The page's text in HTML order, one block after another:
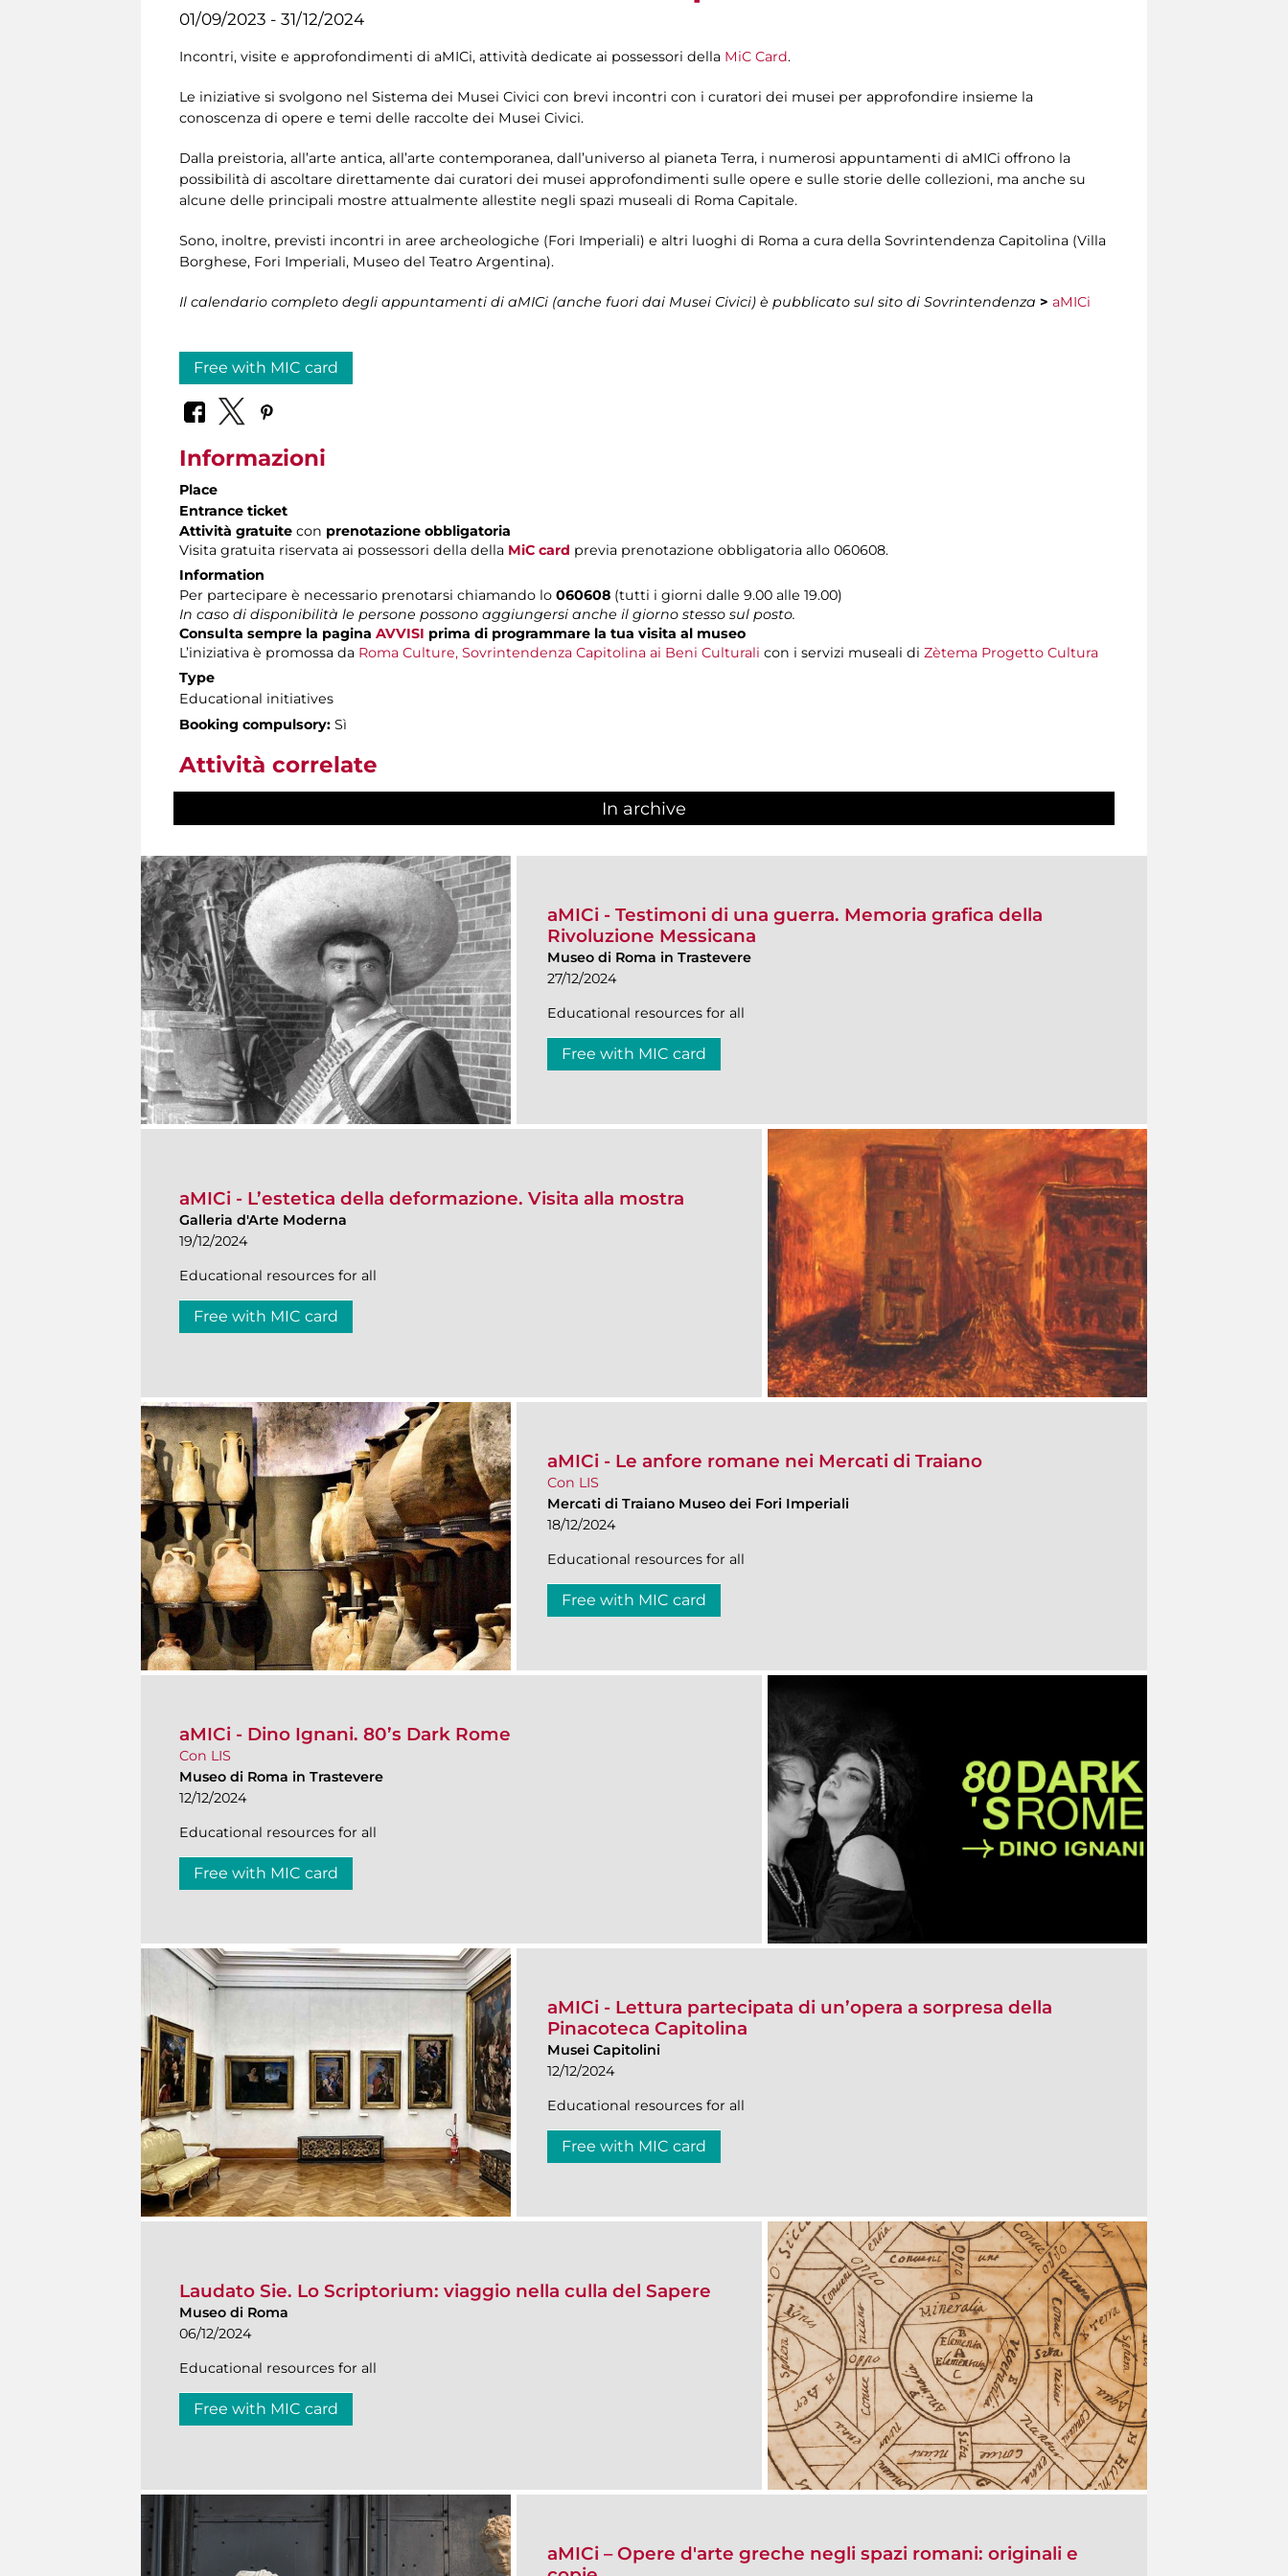
01/09/2023 - 31/12/2024
Incontri, visite e approfondimenti di aMICi, attività dedicate ai possessori della MiC Card.
Le iniziative si svolgono nel Sistema dei Musei Civici con brevi incontri con i curatori dei musei per approfondire insieme la
conoscenza di opere e temi delle raccolte dei Musei Civici.
Dalla preistoria, all’arte antica, all’arte contemporanea, dall’universo al pianeta Terra, i numerosi appuntamenti di aMICi offrono la
possibilità di ascoltare direttamente dai curatori dei musei approfondimenti sulle opere e sulle storie delle collezioni, ma anche su
alcune delle principali mostre attualmente allestite negli spazi museali di Roma Capitale.
Sono, inoltre, previsti incontri in aree archeologiche (Fori Imperiali) e altri luoghi di Roma a cura della Sovrintendenza Capitolina (Villa
Borghese, Fori Imperiali, Museo del Teatro Argentina).
Il calendario completo degli appuntamenti di aMICi (anche fuori dai Musei Civici) è pubblicato sul sito di Sovrintendenza > aMICi
Free with MIC card
Informazioni
Place
Entrance ticket
Attività gratuite con prenotazione obbligatoria
Visita gratuita riservata ai possessori della della MiC card previa prenotazione obbligatoria allo 060608.
Information
Per partecipare è necessario prenotarsi chiamando lo 060608 (tutti i giorni dalle 9.00 alle 19.00)
In caso di disponibilità le persone possono aggiungersi anche il giorno stesso sul posto.
Consulta sempre la pagina AVVISI prima di programmare la tua visita al museo
L’iniziativa è promossa da Roma Culture, Sovrintendenza Capitolina ai Beni Culturali con i servizi museali di Zètema Progetto Cultura
Type
Educational initiatives
Booking compulsory: Sì
Attività correlate
In archive
aMICi - Testimoni di una guerra. Memoria grafica della
Rivoluzione Messicana
Museo di Roma in Trastevere
27/12/2024
Educational resources for all
Free with MIC card
aMICi - L’estetica della deformazione. Visita alla mostra
Galleria d'Arte Moderna
19/12/2024
Educational resources for all
Free with MIC card
aMICi - Le anfore romane nei Mercati di Traiano
Con LIS
Mercati di Traiano Museo dei Fori Imperiali
18/12/2024
Educational resources for all
Free with MIC card
aMICi - Dino Ignani. 80’s Dark Rome
Con LIS
Museo di Roma in Trastevere
12/12/2024
Educational resources for all
Free with MIC card
aMICi - Lettura partecipata di un’opera a sorpresa della
Pinacoteca Capitolina
Musei Capitolini
12/12/2024
Educational resources for all
Free with MIC card
Laudato Sie. Lo Scriptorium: viaggio nella culla del Sapere
Museo di Roma
06/12/2024
Educational resources for all
Free with MIC card
aMICi – Opere d'arte greche negli spazi romani: originali e